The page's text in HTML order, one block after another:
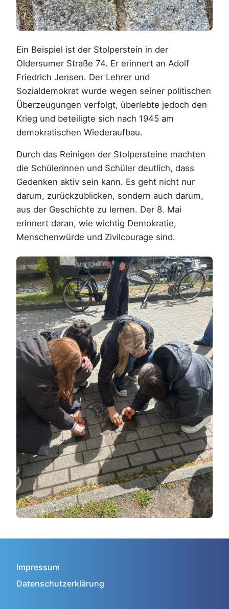
Ein Beispiel ist der Stolperstein in der
Oldersumer Straße 74. Er erinnert an Adolf
Friedrich Jensen. Der Lehrer und
Sozialdemokrat wurde wegen seiner politischen
Überzeugungen verfolgt, überlebte jedoch den
Krieg und beteiligte sich nach 1945 am
demokratischen Wiederaufbau.
Durch das Reinigen der Stolpersteine machten
die Schülerinnen und Schüler deutlich, dass
Gedenken aktiv sein kann. Es geht nicht nur
darum, zurückzublicken, sondern auch darum,
aus der Geschichte zu lernen. Der 8. Mai
erinnert daran, wie wichtig Demokratie,
Menschenwürde und Zivilcourage sind.
Impressum
Datenschutzerklärung